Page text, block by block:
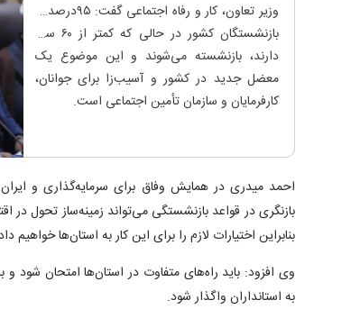
وزیر تعاون، کار و رفاه اجتماعی گفت: ۹۵درصد از
بازنشستگان کشور در حالی که کمتر از ۶۰ سال
دارند، بازنشسته می‌شوند و این موضوع یک
معضل جدید در کشور و آسیب‌زا برای جوانان،
کارفرمایان و سازمان تأمین اجتماعی است.
احمد میدری در همایش وفاق برای سرمایه‌گذاری و
بازنگری در قواعد بازنشستگی می‌تواند زمینه‌ساز تحول در
بنابراین اختیارات لازم را برای این کار به استان‌ها خواهیم
وی افزود: باید راه‌های متفاوت در استان‌ها امتحان شود و
به استانداران واگذار شود.